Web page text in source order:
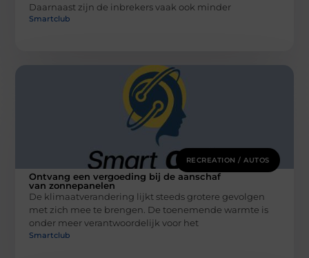
Daarnaast zijn de inbrekers vaak ook minder
Smartclub
RECREATION / AUTOS
Ontvang een vergoeding bij de aanschaf
van zonnepanelen
De klimaatverandering lijkt steeds grotere gevolgen
met zich mee te brengen. De toenemende warmte is
onder meer verantwoordelijk voor het
Smartclub